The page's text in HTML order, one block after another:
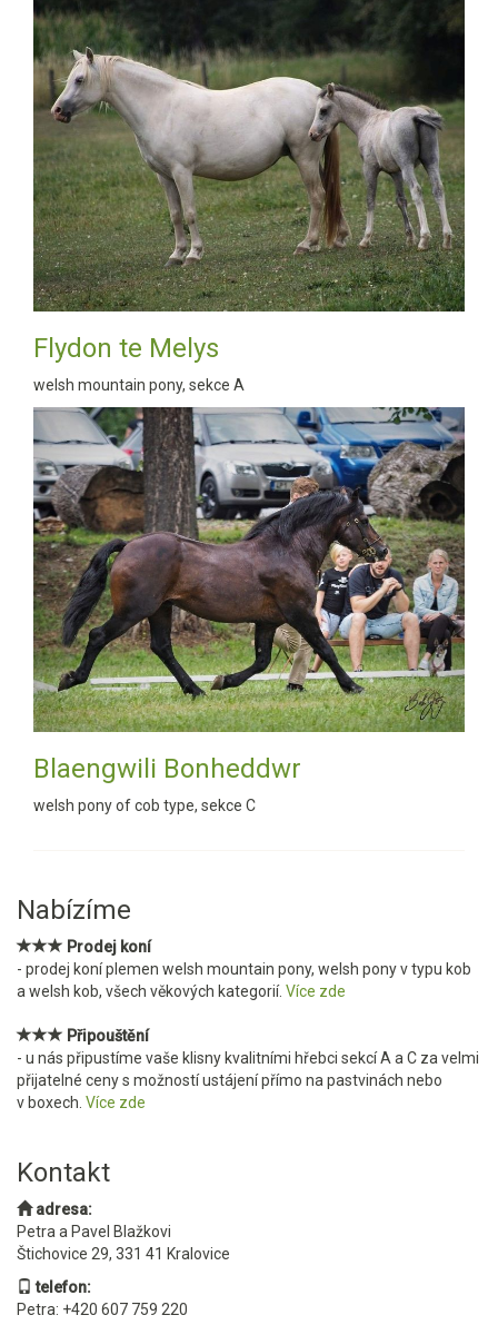
Flydon te Melys
welsh mountain pony, sekce A
Blaengwili Bonheddwr
welsh pony of cob type, sekce C
Nabízíme
Prodej koní
- prodej koní plemen welsh mountain pony, welsh pony v typu kob
a welsh kob, všech věkových kategorií. Více zde
Připouštění
- u nás připustíme vaše klisny kvalitními hřebci sekcí A a C za velmi
přijatelné ceny s možností ustájení přímo na pastvinách nebo
v boxech. Více zde
Kontakt
adresa:
Petra a Pavel Blažkovi
Štichovice 29, 331 41 Kralovice
telefon:
Petra: +420 607 759 220